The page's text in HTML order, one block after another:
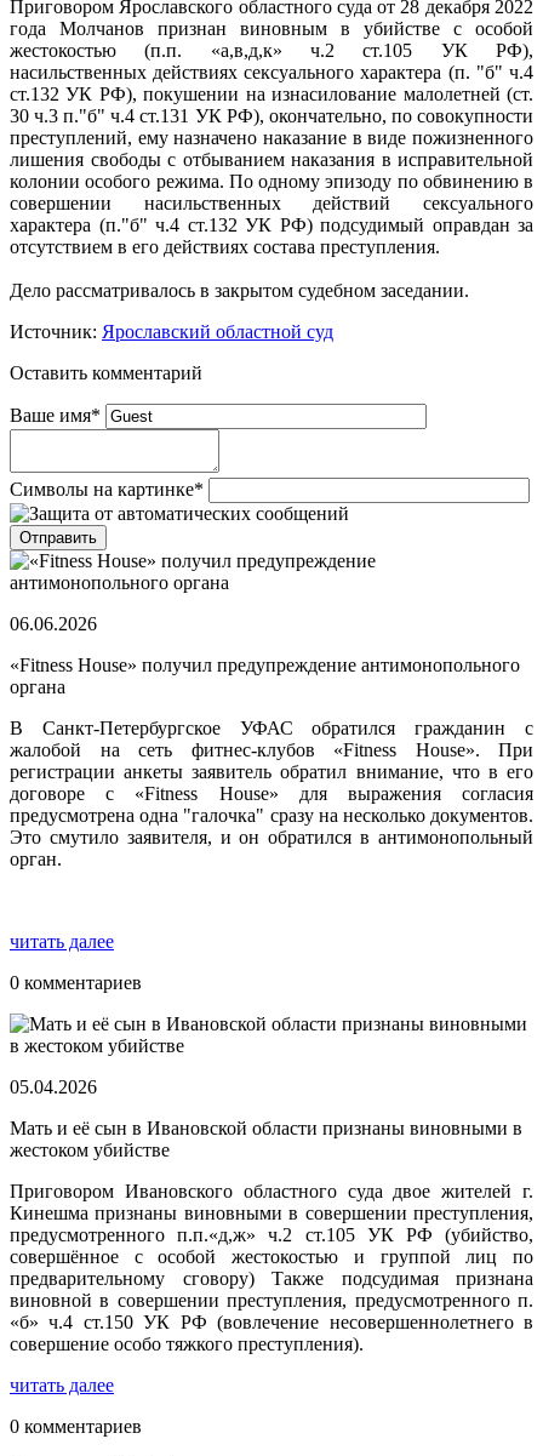
Приговором Ярославского областного суда от 28 декабря 2022
года Молчанов признан виновным в убийстве с особой
жестокостью (п.п. «а,в,д,к» ч.2 ст.105 УК РФ),
насильственных действиях сексуального характера (п. "б" ч.4
ст.132 УК РФ), покушении на изнасилование малолетней (ст.
30 ч.3 п."б" ч.4 ст.131 УК РФ), окончательно, по совокупности
преступлений, ему назначено наказание в виде пожизненного
лишения свободы с отбыванием наказания в исправительной
колонии особого режима. По одному эпизоду по обвинению в
совершении насильственных действий сексуального
характера (п."б" ч.4 ст.132 УК РФ) подсудимый оправдан за
отсутствием в его действиях состава преступления.
Дело рассматривалось в закрытом судебном заседании.
Источник: Ярославский областной суд
Оставить комментарий
Ваше имя*
Символы на картинке*
06.06.2026
«Fitness House» получил предупреждение антимонопольного
органа
В Санкт-Петербургское УФАС обратился гражданин с
жалобой на сеть фитнес-клубов «Fitness House». При
регистрации анкеты заявитель обратил внимание, что в его
договоре с «Fitness House» для выражения согласия
предусмотрена одна "галочка" сразу на несколько документов.
Это смутило заявителя, и он обратился в антимонопольный
орган.
читать далее
0 комментариев
05.04.2026
Мать и её сын в Ивановской области признаны виновными в
жестоком убийстве
Приговором Ивановского областного суда двое жителей г.
Кинешма признаны виновными в совершении преступления,
предусмотренного п.п.«д,ж» ч.2 ст.105 УК РФ (убийство,
совершённое с особой жестокостью и группой лиц по
предварительному сговору) Также подсудимая признана
виновной в совершении преступления, предусмотренного п.
«б» ч.4 ст.150 УК РФ (вовлечение несовершеннолетнего в
совершение особо тяжкого преступления).
читать далее
0 комментариев